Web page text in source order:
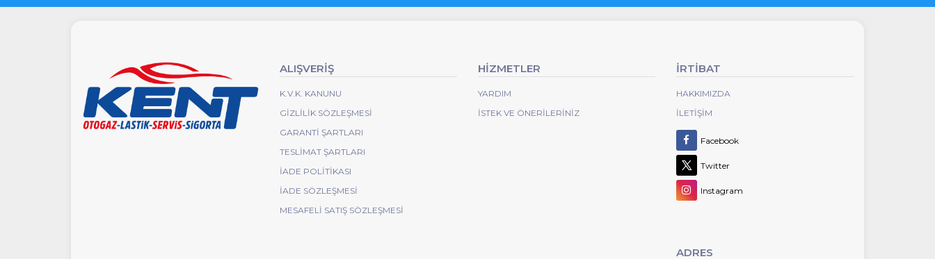
ALIŞVERİŞ
K.V.K. KANUNU
GIZLILIK SÖZLEŞMESI
GARANTI ŞARTLARI
TESLIMAT ŞARTLARI
İADE POLITIKASI
İADE SÖZLEŞMESI
MESAFELİ SATIŞ SÖZLEŞMESİ
HİZMETLER
YARDIM
İSTEK VE ÖNERILERINIZ
İRTİBAT
HAKKIMIZDA
İLETIŞIM
Facebook
Twitter
Instagram
ADRES